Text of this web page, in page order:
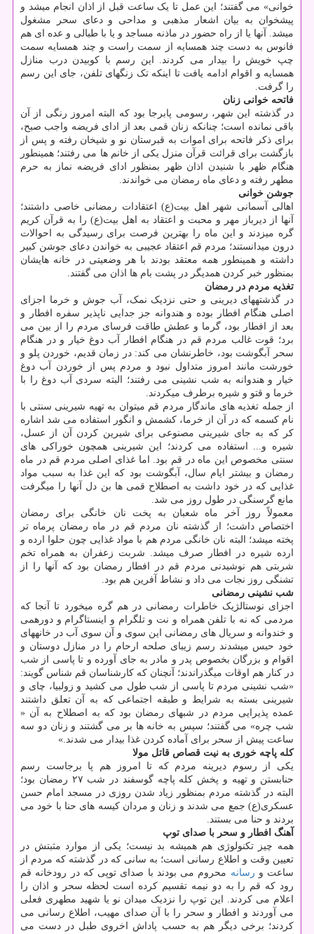
خوانی» می گفتند؛ این عمل تا یک ساعت قبل از اذان انجام می‎شد و
پیشخوان به بیان اشعار مذهبی و مداحی و دعای سحر مشغول
می‎شد. آنها یا از راه حضور در ماذنه مساجد و یا با طبالی و عده ای هم
فانوس به دست چند همسایه از سمت راست و چند همسایه سمت
چپ خویش را بیدار می کردند. این رسم با کوبیدن درب منازل
همسایه و اقوام ادامه یافت تا اینکه تک زنگ‎های تلفن، جای این رسم
را گرفت.
فاتحه خوانی زنان
در گذشته این شهر، رسومی پابرجا بود که البته امروز رنگی از آن
باقی نمانده است؛ چنانکه زنان قمی بعد از ادای فریضه واجب صبح،
برای ذکر فاتحه برای اموات به قبرستان نو و شیخان رفته و پس از
بازگشت برای قرائت قرآن منزل یکی از خانم ها می رفتند؛ همینطور
هنگام ظهر با شنیدن اذان ظهر بمنظور ادای فریضه نماز به حرم
مطهر رفته و دعای ماه رمضان می خواندند.
جوشن خوانی
اهالی آسمانی شهر اهل بیت(ع) اعتقادات رمضانی خاصی داشتند؛
آنها از دیرباز مهر و محبت و اعتقاد به اهل بیت(ع) را به قرآن کریم
گره می‎زدند و این ماه را بهترین فرصت برای رسیدگی به احوالات
درون می‎دانستند؛ مردم قم اعتقاد عجیبی به خواندن دعای جوشن کبیر
داشته و همینطور همه معتقد بودند با هر وضعیتی در خانه هایشان
بمنظور خبر کردن همدیگر در پشت بام ها اذان می گفتند.
تغذیه مردم در رمضان
در گذشته‎های دیرینی و حتی نزدیک نمک، آب جوش و خرما اجزای
اصلی هنگام افطار بوده و هندوانه جز جدایی ناپذیر سفره افطار و
بعد از افطار بود، گرما و عطش طاقت فرسای مردم را از بین می
برد؛ قوت غالب مردم قم در هنگام افطار آب دوغ خیار و در هنگام
سحر آبگوشت بود، خاطرنشان می کند: در زمان قدیم، خوردن پلو و
خورشت مانند امروز متداول نبود و مردم پس از خوردن آب دوغ
خیار و هندوانه به شب نشینی می رفتند؛ البته سردی آب دوغ را با
خرما و قتو و شیره برطرف می‎کردند.
از جمله تغذیه‏ های ماندگار مردم قم می‎توان به تهیه شیرینی سنتی با
نام کسمه که در آن از خرما، کشمش و انگور استفاده می شد اشاره
کر که به جای شیرینی مصنوعی برای شیرین کردن آن از عسل،
شیره و... استفاده می کردند؛ این شیرینی همچون خوراکی های
سنتی مخصوص این ماه در قم بود. اما غذای اصلی مردم قم در ماه
رمضان و بیشتر ایام سال، آبگوشت بود که این غذا به سبب مواد
غذایی که در خود داشت به اصطلاح قمی ها بن دل آنها را می‎گرفت
مانع گرسنگی در طول روز می‏ شد.
معمولاً روز آخر ماه شعبان به پخت نان خانگی برای رمضان
اختصاص داشت؛ از گذشته نان مردم قم در ماه رمضان پرماه تر
پخته می‎شد؛ البته نان خانگی مردم هم با مواد غذایی چون حلوا ارده و
ارده شیره در افطار صرف می‎شد. شربت زعفران به همراه تخم
شربتی هم نوشیدنی مردم قم در افطار رمضان بود که آنها را از
تشنگی روز نجات می داد و نشاط آفرین هم بود.
شب نشینی رمضانی
اجزای نوستالژیک خاطرات رمضانی در هم گره می‎خورد تا آنجا که
مردمی که نه با تلفن همراه و نت و تلگرام و اینستاگرام و دورهمی
و خندوانه و سریال های رمضانی این سوی و آن سوی آب در خانه‎های
خود حبس می‎شدند رسم زیبای صلحه ارحام را در منازل دوستان و
اقوام و بزرگان بخصوص پدر و مادر به جای آورده و تا پاسی از شب
در کنار هم اوقات می‎گذراندند؛ آنچنان که کارشناسان قم شناس گویند:
«شب نشینی مردم تا پاسی از شب طول می کشید و زولبیا، چای و
شیرینی بسته به شرایط و طبقه اجتماعی که به آن تعلق داشتند
عمده پذیرایی مردم در شبهای رمضان بود که به اصطلاح به آن «
شب چره» می گفتند؛ سپس به خانه ها بر می گشتند و زنان دو سه
ساعت پیش از سحر برای آماده کردن غذا بیدار می شدند.»
کله پاچه خوری به نیت قصاص قاتل مولا
یکی از رسوم دیرینه مردم که تا امروز هم پا برجاست رسم
حنابستن و تهیه و پخش کله پاچه گوسفند در شب ۲۷ رمضان بود؛
البته در گذشته مردم بمنظور زیاد شدن روزی در مسجد امام حسن
عسکری(ع) جمع می شدند و زنان و مردان کیسه های حنا با خود می
بردند و حنا می بستند.
آهنگ افطار و سحر با صدای توپ
همه چیز تکنولوژی هم همیشه بد نیست؛ یکی از موارد مثبتش در
تعیین وقت و اطلاع رسانی است؛ به سانی که در گذشته که مردم از
ساعت و رسانه محروم می بودند با صدای توپی که در رودخانه قم
رود که قم را به دو نیمه تقسیم کرده است لحظه سحر و اذان را
اعلام می کردند. این توپ را نزدیک میدان نو یا شهید مطهری فعلی
می آوردند و افطار و سحر را با آن صدای مهیب، اطلاع رسانی می
کردند؛ برخی دیگر هم به حسب پاداش اخروی طبل در دست می